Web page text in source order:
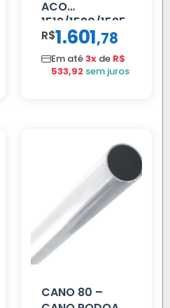
ACO
1519/1520/1525
R$1.601,78
Em até3x de R$
533,92 sem juros
CANO 80 –